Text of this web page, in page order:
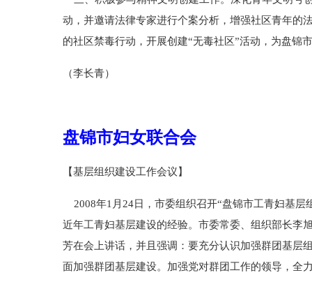
动，并邀请法律专家进行个案分析，增强社区青年的
的社区禁毒行动，开展创建“无毒社区”活动，为盘锦
（李长青）
盘锦市妇女联合会
【基层组织建设工作会议】
2008年1月24日，市委组织召开“盘锦市工青妇基层
近年工青妇基层建设的经验。市委常委、组织部长李
芳在会上讲话，并且强调：要充分认识加强群团基层
面加强群团基层建设。加强党对群团工作的领导，全